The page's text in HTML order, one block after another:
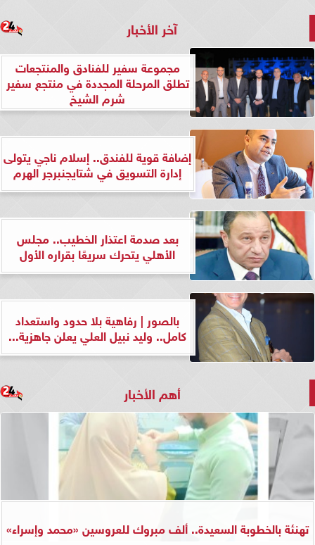
آخر الأخبار
مجموعة سفير للفنادق والمنتجعات
تطلق المرحلة المجددة في منتجع سفير
شرم الشيخ
إضافة قوية للفندق.. إسلام ناجي يتولى
إدارة التسويق في شتايجنبرجر الهرم
بعد صدمة اعتذار الخطيب.. مجلس
الأهلي يتحرك سريعًا بقراره الأول
بالصور | رفاهية بلا حدود واستعداد
كامل.. وليد نبيل العلي يعلن جاهزية...
أهم الأخبار
تهنئة بالخطوبة السعيدة.. ألف مبروك للعروسين «محمد وإسراء»